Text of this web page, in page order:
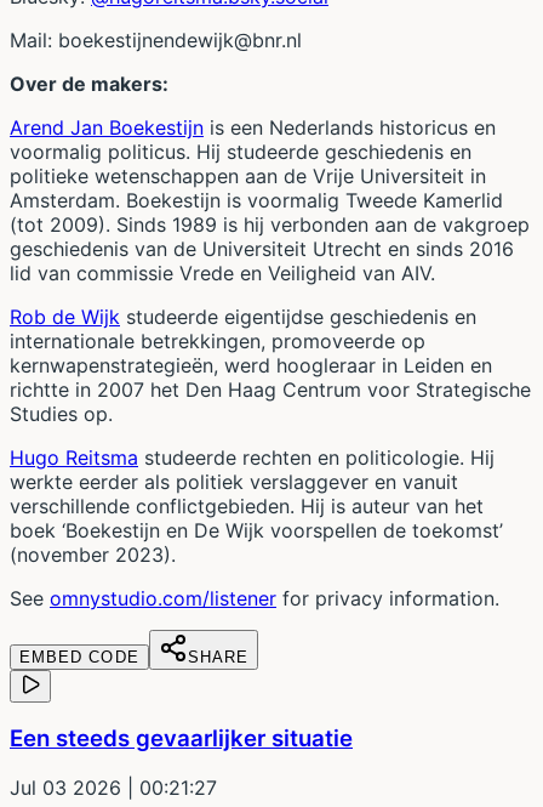
Mail: boekestijnendewijk@bnr.nl
Over de makers:
Arend Jan Boekestijn is een Nederlands historicus en
voormalig politicus. Hij studeerde geschiedenis en
politieke wetenschappen aan de Vrije Universiteit in
Amsterdam. Boekestijn is voormalig Tweede Kamerlid
(tot 2009). Sinds 1989 is hij verbonden aan de vakgroep
geschiedenis van de Universiteit Utrecht en sinds 2016
lid van commissie Vrede en Veiligheid van AIV.
Rob de Wijk studeerde eigentijdse geschiedenis en
internationale betrekkingen, promoveerde op
kernwapenstrategieën, werd hoogleraar in Leiden en
richtte in 2007 het Den Haag Centrum voor Strategische
Studies op.
Hugo Reitsma studeerde rechten en politicologie. Hij
werkte eerder als politiek verslaggever en vanuit
verschillende conflictgebieden. Hij is auteur van het
boek ‘Boekestijn en De Wijk voorspellen de toekomst’
(november 2023).
See omnystudio.com/listener for privacy information.
EMBED CODE SHARE
Een steeds gevaarlijker situatie
Jul 03 2026 | 00:21:27